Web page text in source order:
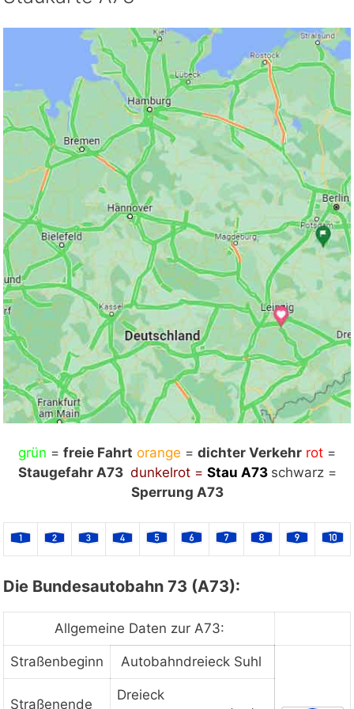
Mit Klick auf „Staukarte laden“ werden externe
Inhalte von Google nachgeladen. Mit dem Klick
auf "Staukarte laden" akzeptieren Sie unsere
ansehen
grün = freie Fahrt orange = dichter Verkehr rot =
Staugefahr A73 dunkelrot = Stau A73 schwarz =
Sperrung A73
Die Bundesautobahn 73 (A73):
Allgemeine Daten zur A73:
Straßenbeginn Autobahndreieck Suhl
Straßenende
Dreieck